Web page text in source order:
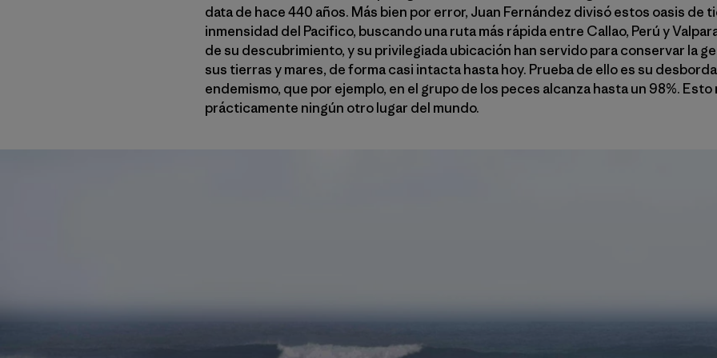
data de hace 440 años. Más bien por error, Juan Fernández divisó estos oasis de
inmensidad del Pacifico, buscando una ruta más rápida entre Callao, Perú y
de su descubrimiento, y su privilegiada ubicación han servido para conservar la
sus tierras y mares, de forma casi intacta hasta hoy. Prueba de ello es su
endemismo, que por ejemplo, en el grupo de los peces alcanza hasta un 98%.
prácticamente ningún otro lugar del mundo.